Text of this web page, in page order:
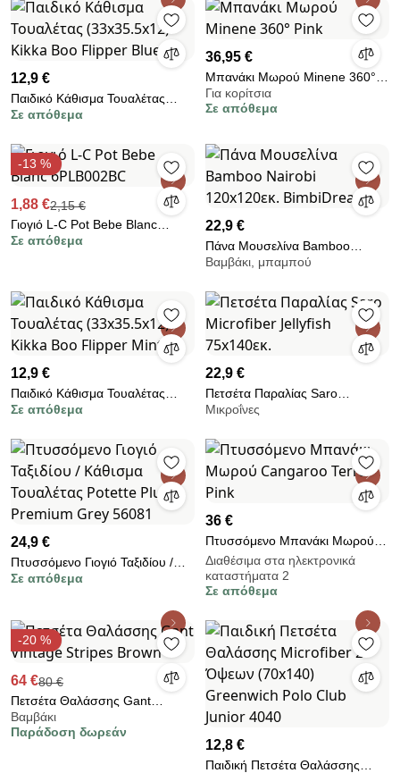
12,9 €
Παιδικό Κάθισμα Τουαλέτας
(33x35.5x12) Kikka Boo Flipper
Σε απόθεμα
36,95 €
Μπανάκι Μωρού Minene 360°
Pink
Για κορίτσια
Σε απόθεμα
-13 %
1,88 €2,15 €
Γιογιό L-C Pot Bebe Blanc
6PLB002BC
Σε απόθεμα
22,9 €
Πάνα Μουσελίνα Bamboo
Nairobi 120x120εκ.
Βαμβάκι, μπαμπού
12,9 €
Παιδικό Κάθισμα Τουαλέτας
(33x35.5x12) Kikka Boo Flipper
Σε απόθεμα
22,9 €
Πετσέτα Παραλίας Saro
Microfiber Jellyfish 75x140εκ.
Μικροΐνες
24,9 €
Πτυσσόμενο Γιογιό Ταξιδίου /
Κάθισμα Τουαλέτας Potette Plus
Σε απόθεμα
36 €
Πτυσσόμενο Μπανάκι Μωρού
Cangaroo Terra Pink
Διαθέσιμα στα ηλεκτρονικά
καταστήματα 2
Σε απόθεμα
-20 %
64 €80 €
Πετσέτα Θαλάσσης Gant
Vintage Stripes Brown
Βαμβάκι
Παράδοση δωρεάν
12,8 €
Παιδική Πετσέτα Θαλάσσης